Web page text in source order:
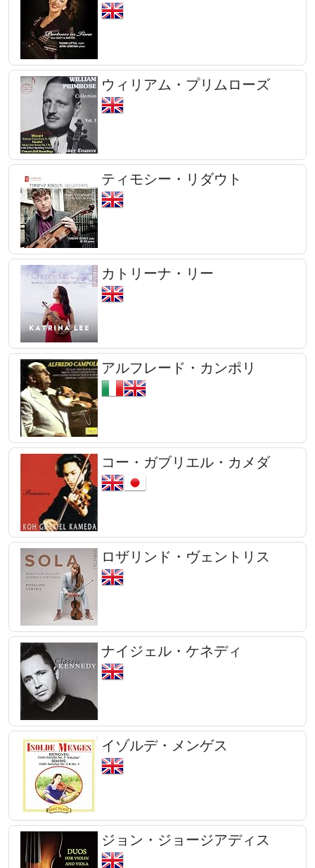
ウィリアム・プリムローズ
ティモシー・リダウト
カトリーナ・リー
アルフレード・カンポリ
コー・ガブリエル・カメダ
ロザリンド・ヴェントリス
ナイジェル・ケネディ
イゾルデ・メンゲス
ジョン・ジョージアディス